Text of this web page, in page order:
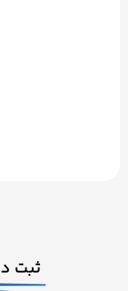
ثبت دامنه